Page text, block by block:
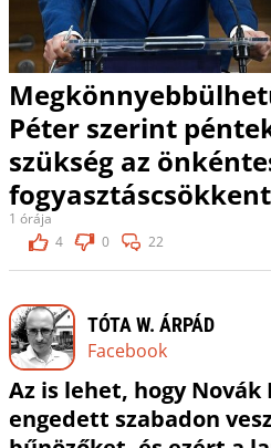
Péter szerint
szükség az
1 órája
4
0 22
TÓTA W. ÁRPÁD
Facebook
Az is lehet, hogy
engedett szabadon